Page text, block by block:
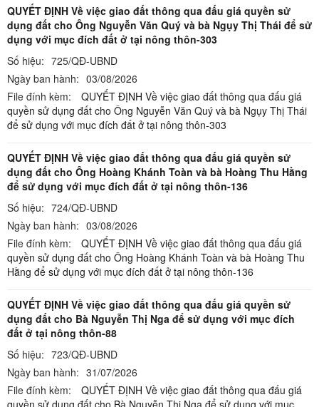
QUYẾT ĐỊNH Về việc giao đất thông qua đấu giá quyền sử
dụng đất cho Ông Nguyễn Văn Quý và bà Ngụy Thị Thái để sử
dụng với mục đích đất ở tại nông thôn-303
Số hiệu: 725/QĐ-UBND
Ngày ban hành: 03/08/2026
File đính kèm:
QUYẾT ĐỊNH Về việc giao đất thông qua đấu giá
quyền sử dụng đất cho Ông Nguyễn Văn Quý và bà Ngụy Thị Thái
để sử dụng với mục đích đất ở tại nông thôn-303
QUYẾT ĐỊNH Về việc giao đất thông qua đấu giá quyền sử
dụng đất cho Ông Hoàng Khánh Toàn và bà Hoàng Thu Hằng
để sử dụng với mục đích đất ở tại nông thôn-136
Số hiệu: 724/QĐ-UBND
Ngày ban hành: 03/08/2026
File đính kèm:
QUYẾT ĐỊNH Về việc giao đất thông qua đấu giá
quyền sử dụng đất cho Ông Hoàng Khánh Toàn và bà Hoàng Thu
Hằng để sử dụng với mục đích đất ở tại nông thôn-136
QUYẾT ĐỊNH Về việc giao đất thông qua đấu giá quyền sử
dụng đất cho Bà Nguyễn Thị Nga để sử dụng với mục đích
đất ở tại nông thôn-88
Số hiệu: 723/QĐ-UBND
Ngày ban hành: 31/07/2026
File đính kèm:
QUYẾT ĐỊNH Về việc giao đất thông qua đấu giá
quyền sử dụng đất cho Bà Nguyễn Thị Nga để sử dụng với mục